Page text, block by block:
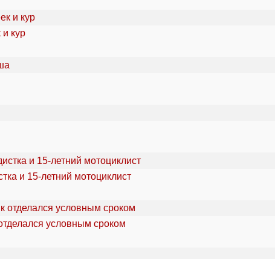
кур
и 15-летний мотоциклист
условным сроком